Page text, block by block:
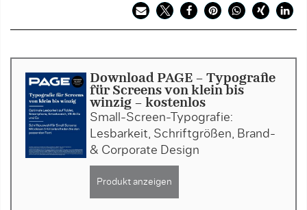
Download PAGE - Typografie
für Screens von klein bis
winzig - kostenlos
Small-Screen-Typografie:
Lesbarkeit, Schriftgrößen, Brand-
& Corporate Design
Produkt anzeigen